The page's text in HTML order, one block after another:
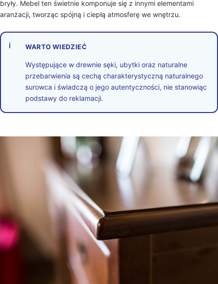
bryły. Mebel ten świetnie komponuje się z innymi elementami
aranżacji, tworząc spójną i ciepłą atmosferę we wnętrzu.
ℹ WARTO WIEDZIEĆ
Występujące w drewnie sęki, ubytki oraz naturalne
przebarwienia są cechą charakterystyczną naturalnego
surowca i świadczą o jego autentyczności, nie stanowiąc
podstawy do reklamacji.